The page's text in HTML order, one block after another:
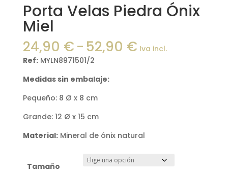
Porta Velas Piedra Ónix
Miel
24,90 €-52,90 €Rango
Iva incl.
Ref:MYLN8971501/2
Medidas sin embalaje:
Pequeño: 8 Ø x 8 cm
Grande: 12 Ø x 15 cm
Material:Mineral de ónix natural
Tamaño